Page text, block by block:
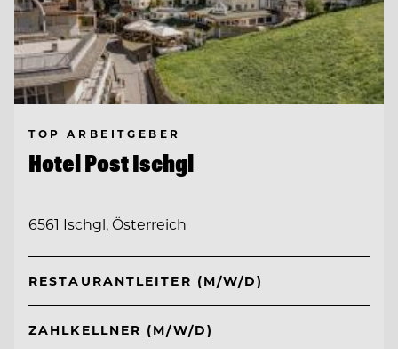
TOP ARBEITGEBER
Hotel Post Ischgl
6561 Ischgl, Österreich
RESTAURANTLEITER (M/W/D)
ZAHLKELLNER (M/W/D)